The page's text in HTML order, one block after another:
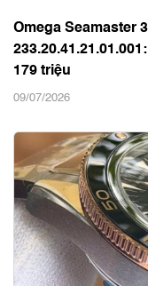
Omega Seamaster
179 triệu
09/07/2026